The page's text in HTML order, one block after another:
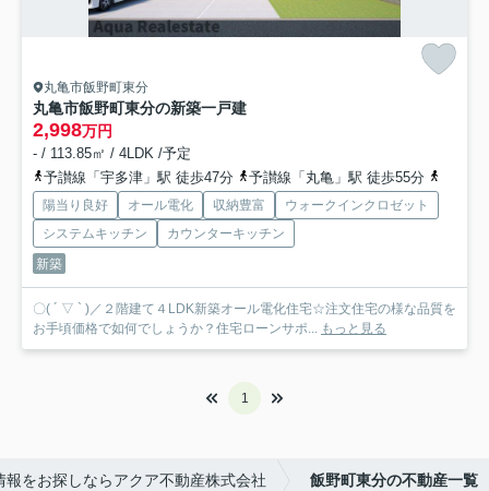
丸亀市飯野町東分
丸亀市飯野町東分の新築一戸建
2,998万円
- / 113.85㎡ / 4LDK /予定
予讃線「宇多津」駅 徒歩47分
予讃線「丸亀」駅 徒歩55分
陽当り良好 オール電化 収納豊富
ウォークインクロゼット
システムキッチン
カウンターキッチン
新築
〇( ´ ▽ ` )／２階建て４LDK新築オール電化住宅☆注文住宅の様な品質を
お手頃価格で如何でしょうか？住宅ローンサポ... もっと見る
1
報をお探しならアクア不動産株式会社 飯野町東分の不動産一覧